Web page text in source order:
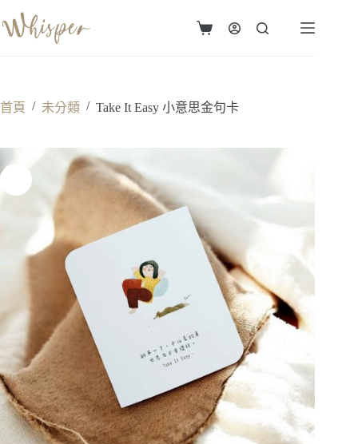
至
容
購
首頁 / 未分類 / Take It Easy 小意思金句卡